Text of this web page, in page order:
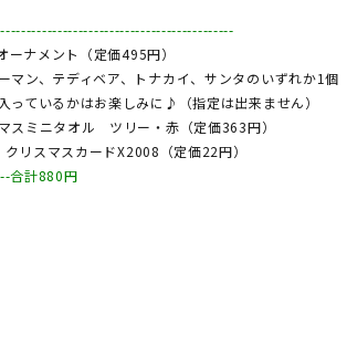
ナメント（定価495円）
、テディベア、トナカイ、サンタのいずれか1個
いるかはお楽しみに♪（指定は出来ません）
ミニタオル ツリー・赤（定価363円）
リスマスカードX2008（定価22円）
合計880円